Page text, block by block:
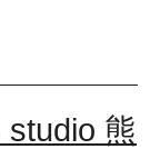
studio 熊